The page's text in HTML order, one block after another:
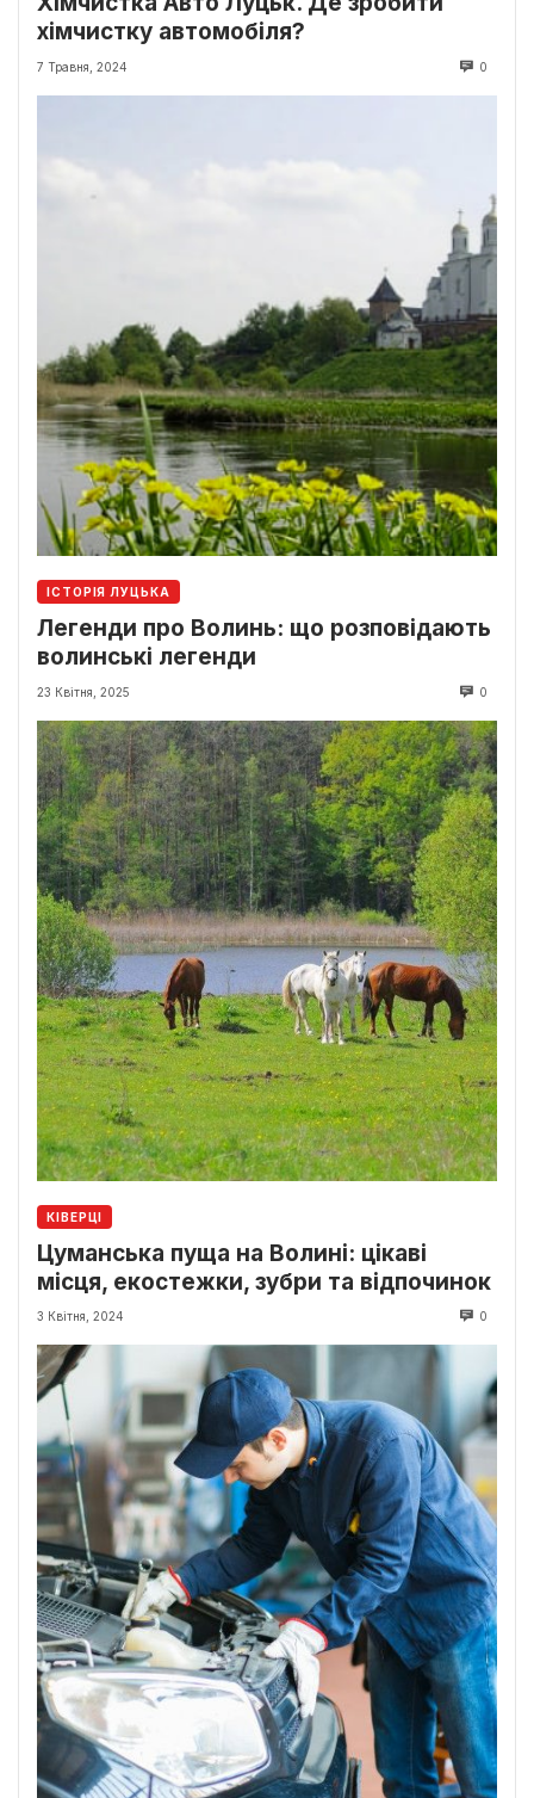
хімчистку автомобіля?
7 Травня, 2024 0
ІСТОРІЯ ЛУЦЬКА
Легенди про Волинь: що розповідають
волинські легенди
23 Квітня, 2025 0
КІВЕРЦІ
Цуманська пуща на Волині: цікаві
місця, екостежки, зубри та відпочинок
3 Квітня, 2024 0